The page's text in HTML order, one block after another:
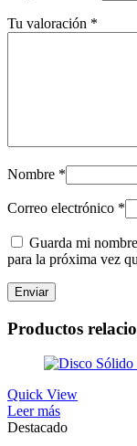
Tu valoración *
Nombre *
Correo electrónico *
Guarda mi
para la próxima vez
Productos
Quick View
Leer más
Destacado